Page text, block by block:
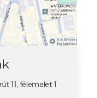
11, félemelet 1